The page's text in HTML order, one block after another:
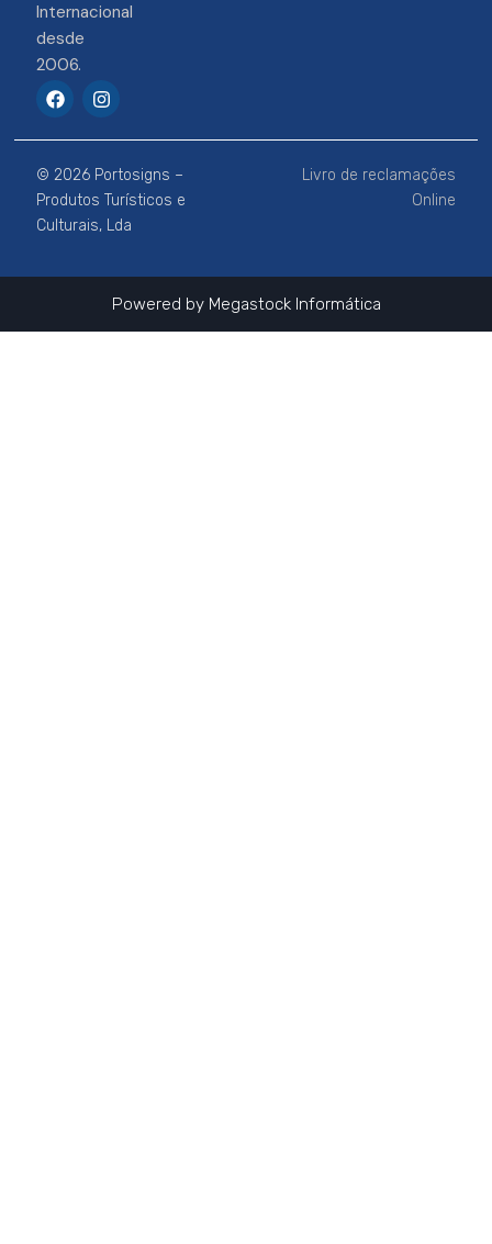
Internacional
desde
2006.
F
a
e
b
o
o
k
I
n
t
a
g
r
a
m
© 2026 Portosigns –
Produtos Turísticos e
Culturais, Lda
Livro de reclamações
Online
Powered by Megastock Informática